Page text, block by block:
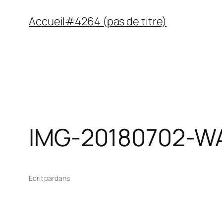
Accueil#4264 (pas de titre)
IMG-20180702-
Écrit pardans